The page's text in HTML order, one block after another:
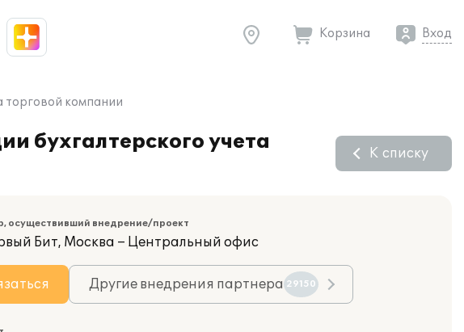
Корзина Вход
торговой компании
бухгалтерского учета
К списку
осуществивший внедрение/проект
Бит, Москва – Центральный офис
Другие внедрения партнера 29150